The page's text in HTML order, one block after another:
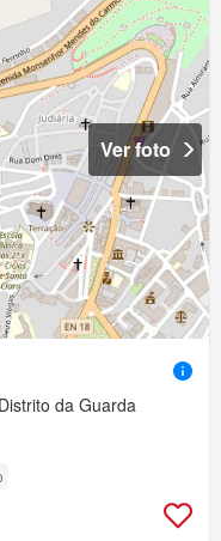
Ver foto
da Guarda